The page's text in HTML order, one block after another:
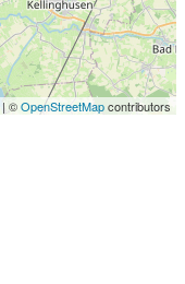
| ©OpenStreetMapcontributors